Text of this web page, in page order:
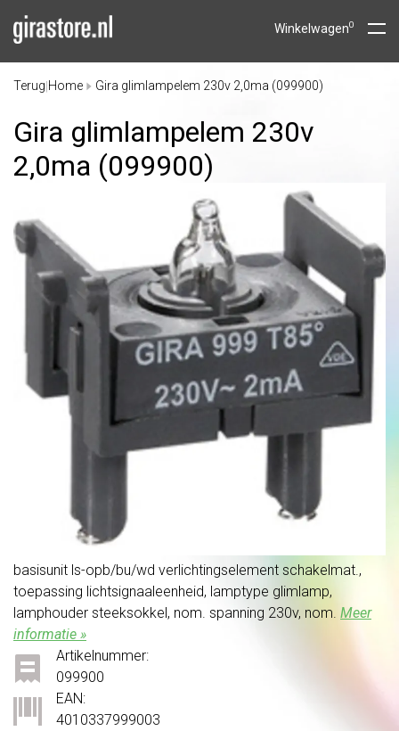
Winkelwagen0
Terug Home Gira glimlampelem 230v 2,0ma (099900)
Gira glimlampelem 230v
2,0ma (099900)
basisunit ls-opb/bu/wd verlichtingselement schakelmat.,
toepassing lichtsignaaleenheid, lamptype glimlamp,
lamphouder steeksokkel, nom. spanning 230v, nom. Meer
informatie »
Artikelnummer:
099900
EAN:
4010337999003